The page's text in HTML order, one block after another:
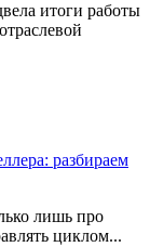
итоги работы
разбираем
лишь про
циклом...